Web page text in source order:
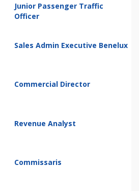
Junior Passenger Traffic
Officer
Sales Admin Executive Benelux
Commercial Director
Revenue Analyst
Commissaris